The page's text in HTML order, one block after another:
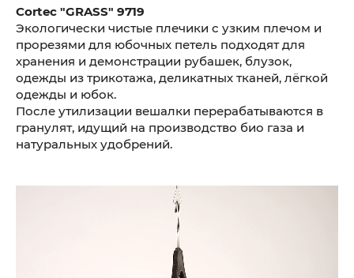
Cortec "GRASS" 9719
Экологически чистые плечики с узким плечом и
прорезями для юбочных петель подходят для
хранения и демонстрации рубашек, блузок,
одежды из трикотажа, деликатных тканей, лёгкой
одежды и юбок.
После утилизации вешалки перерабатываются в
гранулят, идущий на производство био газа и
натуральных удобрений.